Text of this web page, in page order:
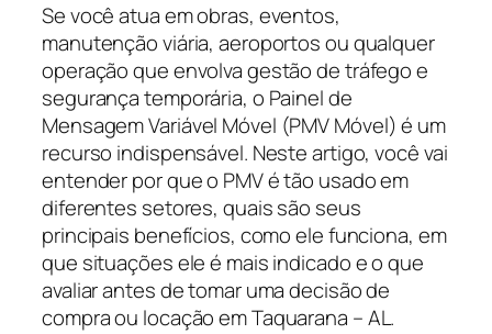
Se você atua em obras, eventos,
manutenção viária, aeroportos ou qualquer
operação que envolva gestão de tráfego e
segurança temporária, o Painel de
Mensagem Variável Móvel (PMV Móvel) é um
recurso indispensável. Neste artigo, você vai
entender por que o PMV é tão usado em
diferentes setores, quais são seus
principais benefícios, como ele funciona, em
que situações ele é mais indicado e o que
avaliar antes de tomar uma decisão de
compra ou locação em Taquarana – AL.